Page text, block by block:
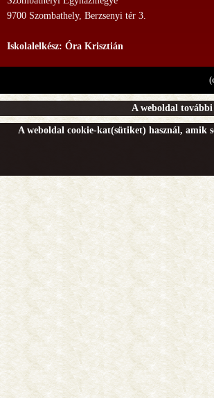
9700 Szombathely, Berzsenyi tér 3.
Iskolalelkész: Óra Krisztián
A weboldal
A weboldal cookie-kat(sütiket) használ, amik